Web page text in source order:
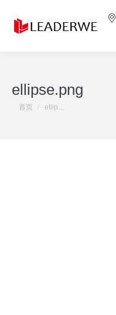
ellipse.png
您在这里：
首页 ellip…